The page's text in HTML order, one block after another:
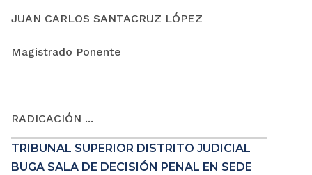
JUAN CARLOS SANTACRUZ LÓPEZ
Magistrado Ponente
RADICACIÓN ...
TRIBUNAL SUPERIOR DISTRITO JUDICIAL
BUGA SALA DE DECISIÓN PENAL EN SEDE